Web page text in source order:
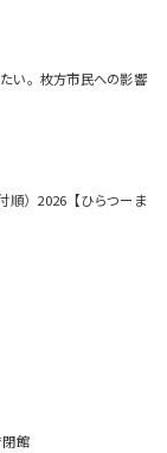
い。枚方市民への影響
順）2026【ひらつーま
館